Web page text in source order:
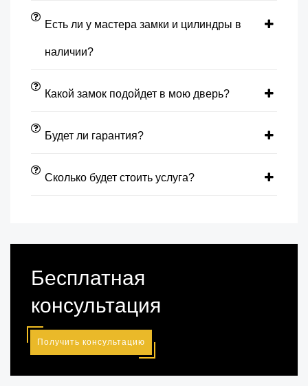
Есть ли у мастера замки и цилиндры в
наличии?
Какой замок подойдет в мою дверь?
Будет ли гарантия?
Сколько будет стоить услуга?
Бесплатная
консультация
Получить консультацию